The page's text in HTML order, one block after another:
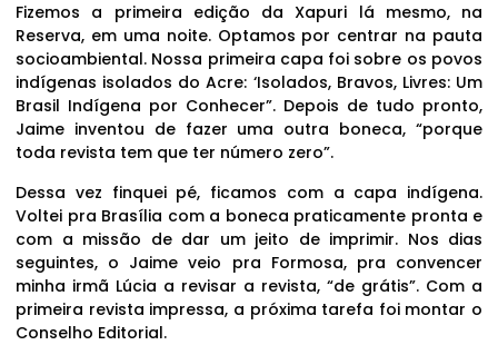
Fizemos a primeira edição da Xapuri lá mesmo, na
Reserva, em uma noite. Optamos por centrar na pauta
socioambiental. Nossa primeira capa foi sobre os povos
indígenas isolados do Acre: ‘Isolados, Bravos, Livres: Um
Brasil Indígena por Conhecer”. Depois de tudo pronto,
Jaime inventou de fazer uma outra boneca, “porque
toda revista tem que ter número zero”.
Dessa vez finquei pé, ficamos com a capa indígena.
Voltei pra Brasília com a boneca praticamente pronta e
com a missão de dar um jeito de imprimir. Nos dias
seguintes, o Jaime veio pra Formosa, pra convencer
minha irmã Lúcia a revisar a revista, “de grátis”. Com a
primeira revista impressa, a próxima tarefa foi montar o
Conselho Editorial.